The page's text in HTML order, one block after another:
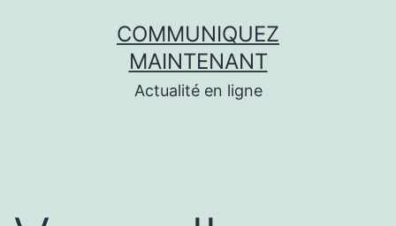
COMMUNIQUEZ
MAINTENANT
Actualité en ligne